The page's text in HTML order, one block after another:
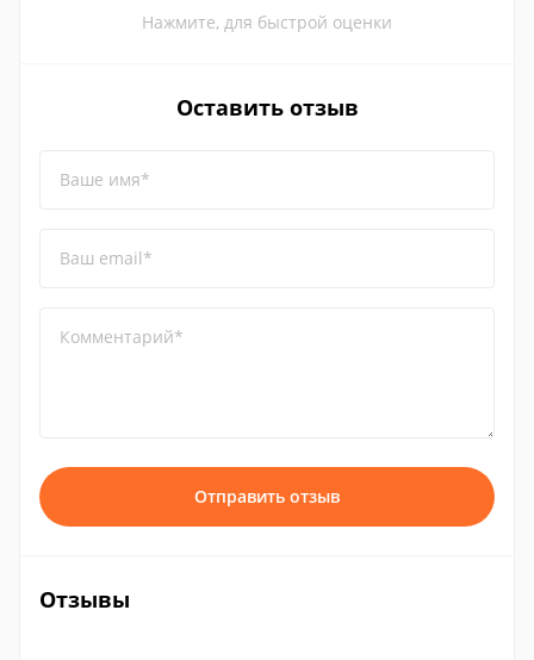
Нажмите, для быстрой оценки
Оставить отзыв
Ваше имя*
Ваш email*
Комментарий*
Отправить отзыв
Отзывы